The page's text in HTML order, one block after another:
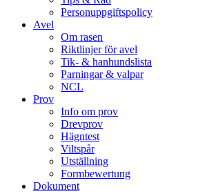
Personuppgiftspolicy
Avel
Om rasen
Riktlinjer för avel
Tik- & hanhundslista
Parningar & valpar
NCL
Prov
Info om prov
Drevprov
Hägntest
Viltspår
Utställning
Formbewertung
Dokument